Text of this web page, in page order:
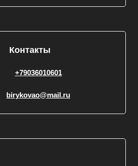
Контакты
+79036010601
birykovao@mail.ru